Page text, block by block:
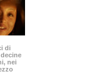
di
nei